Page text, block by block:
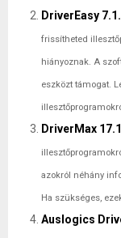
DriverEasy
frissítheted
hiányoznak. A
eszközt támogat.
DriverMax
azokról néhány
Ha szükséges,
Auslogics